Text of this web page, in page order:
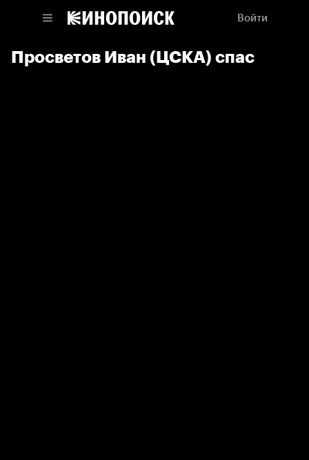
Войти
Просветов Иван (ЦСКА) спас